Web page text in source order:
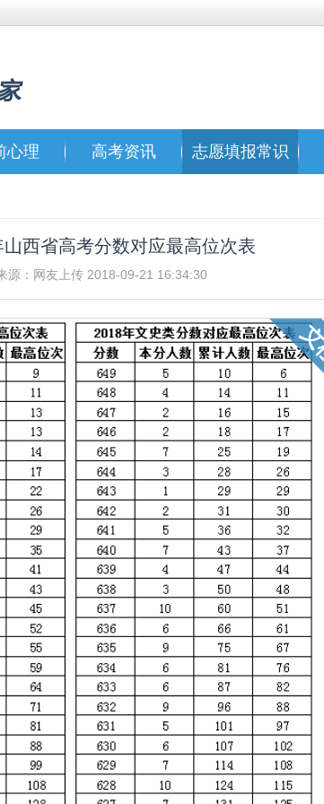
心理 高考资讯 志愿填报常识
山西省高考分数对应最高位次表
源：网友上传 2018-09-21 16:34:30